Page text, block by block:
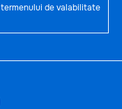
de valabilitate